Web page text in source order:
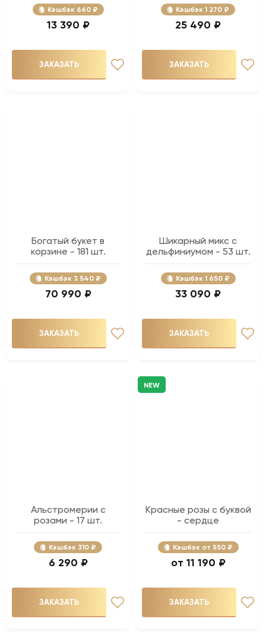
Кэшбэк 660 ₽
13 390 ₽
ЗАКАЗАТЬ
Кэшбэк 1 270 ₽
25 490 ₽
ЗАКАЗАТЬ
Богатый букет в
корзине - 181 шт.
Кэшбэк 3 540 ₽
70 990 ₽
ЗАКАЗАТЬ
Шикарный микс с
дельфиниумом - 53 шт.
Кэшбэк 1 650 ₽
33 090 ₽
ЗАКАЗАТЬ
Альстромерии с
розами - 17 шт.
Кэшбэк 310 ₽
6 290 ₽
ЗАКАЗАТЬ
NEW
Красные розы с буквой
- сердце
Кэшбэк 550 ₽
11 190 ₽
ЗАКАЗАТЬ